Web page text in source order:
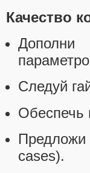
Качество
Дополни
Следуй
Обеспечь
Предложи
cases).